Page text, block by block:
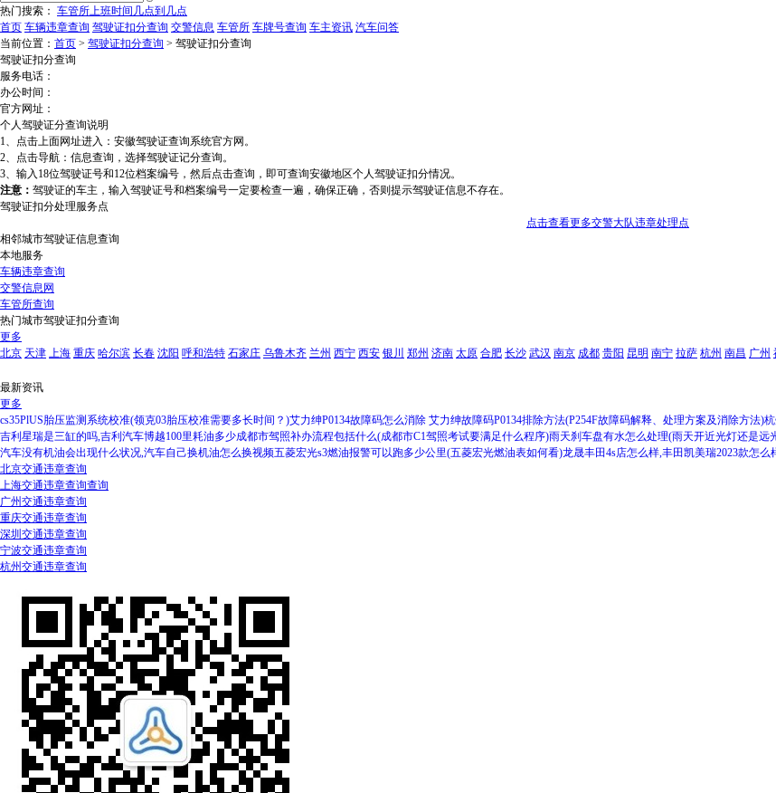
热门搜索： 车管所上班时间几点到几点
首页 车辆违章查询 驾驶证扣分查询 交警信息 车管所 车牌号查询 车主资讯 汽车问答
当前位置： 首页 > 驾驶证扣分查询 > 驾驶证扣分查询
驾驶证扣分查询
服务电话：
办公时间：
官方网址：
个人驾驶证分查询说明
1、点击上面网址进入：安徽驾驶证查询系统官方网。
2、点击导航：信息查询，选择驾驶证记分查询。
3、输入18位驾驶证号和12位档案编号，然后点击查询，即可查询安徽地区个人驾驶证扣分情况。
注意： 驾驶证的车主，输入驾驶证号和档案编号一定要检查一遍，确保正确，否则提示驾驶证信息不存在。
驾驶证扣分处理服务点
点击查看更多交警大队违章处理点
相邻城市驾驶证信息查询
本地服务
车辆违章查询
交警信息网
车管所查询
热门城市驾驶证扣分查询
更多
北京 天津 上海 重庆 哈尔滨 长春 沈阳 呼和浩特 石家庄 乌鲁木齐 兰州 西宁 西安 银川 郑州 济南 太原 合肥 长沙 武汉 南京 成都 贵阳 昆明 南宁 拉萨 杭州 南昌 广州
最新资讯
更多
cs35PlUS胎压监测系统校准(领克03胎压校准需要多长时间？)艾力绅P0134故障码怎么消除 艾力绅故障码P0134排除方法(P254F故障码解释、处理方案及消除方法)
吉利星瑞是三缸的吗,吉利汽车博越100里耗油多少成都市驾照补办流程包括什么(成都市C1驾照考试要满足什么程序)雨天刹车盘有水怎么处理(雨天开近光灯还是远
汽车没有机油会出现什么状况,汽车自己换机油怎么换视频五菱宏光s3燃油报警可以跑多少公里(五菱宏光燃油表如何看)龙晟丰田4s店怎么样,丰田凯美瑞2023款怎么
北京交通违章查询
上海交通违章查询查询
广州交通违章查询
重庆交通违章查询
深圳交通违章查询
宁波交通违章查询
杭州交通违章查询